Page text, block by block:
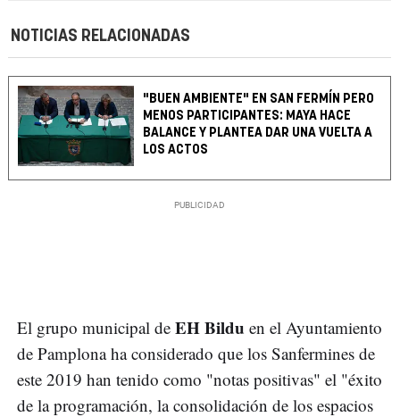
NOTICIAS RELACIONADAS
"BUEN AMBIENTE" EN SAN FERMÍN PERO
MENOS PARTICIPANTES: MAYA HACE
BALANCE Y PLANTEA DAR UNA VUELTA A
LOS ACTOS
El grupo municipal de EH Bildu en el Ayuntamiento
de Pamplona ha considerado que los Sanfermines de
este 2019 han tenido como "notas positivas" el "éxito
de la programación, la consolidación de los espacios